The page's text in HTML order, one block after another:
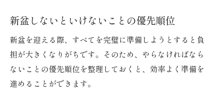
新盆しないといけないことの優先順位
新盆を迎える際、すべてを完璧に準備しようとすると負
担が大きくなりがちです。そのため、やらなければなら
ないことの優先順位を整理しておくと、効率よく準備を
進めることができます。